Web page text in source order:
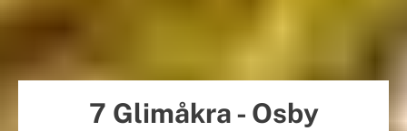
7 Glimåkra - Osby